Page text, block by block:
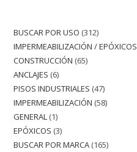
BUSCAR POR USO 312
IMPERMEABILIZACIÓN / EPÓXICOS
CONSTRUCCIÓN 65
ANCLAJES 6
PISOS INDUSTRIALES 47
IMPERMEABILIZACIÓN 58
GENERAL 1
EPÓXICOS 3
BUSCAR POR MARCA 165